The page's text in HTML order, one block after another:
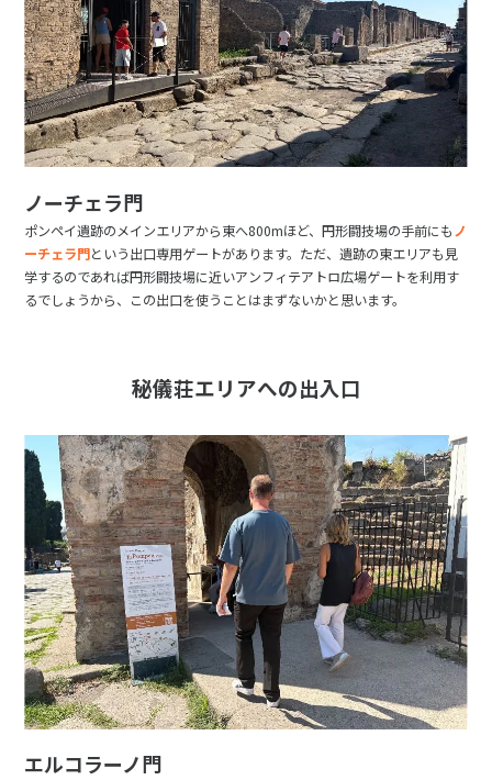
ノーチェラ門
ポンペイ遺跡のメインエリアから東へ800mほど、円形闘技場の手前にも ノ
ーチェラ門という出口専用ゲートがあります。ただ、遺跡の東エリアも見
学するのであれば円形闘技場に近いアンフィテアトロ広場ゲートを利用す
るでしょうから、この出口を使うことはまずないかと思います。
秘儀荘エリアへの出入口
エルコラーノ門